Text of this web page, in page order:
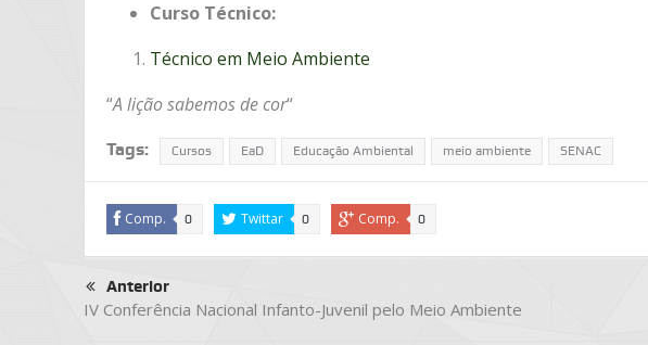
Curso Técnico:
Técnico em Meio Ambiente
“A lição sabemos de cor“
Tags: Cursos EaD Educação Ambiental meio ambiente SENAC
Comp. 0 Twittar 0 Comp. 0
Anterior
IV Conferência Nacional Infanto-Juvenil pelo Meio Ambiente